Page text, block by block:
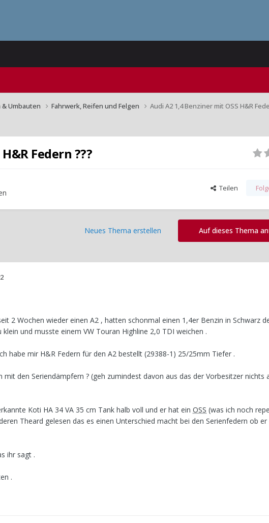
Umbauten Fahrwerk, Reifen und Felgen Audi A2 1,4 Benziner mit OSS H&R
Federn ???
Teilen
Auf dieses Thema
Neues Thema erstellen
2 Wochen wieder einen A2 , hatten schonmal einen 1,4er Benzin in Schwarz
klein und musste einem VW Touran Highline 2,0 TDI weichen .
habe mir H&R Federn für den A2 bestellt (29388-1) 25/25mm Tiefer .
mit den Seriendämpfern ? (geh zumindest davon aus das der Vorbesitzer nichts
Koti HA 34 VA 35 cm Tank halb voll und er hat ein OSS (was ich noch
Theard gelesen das es einen Unterschied macht bei den Serienfedern ob er
ihr sagt .
.